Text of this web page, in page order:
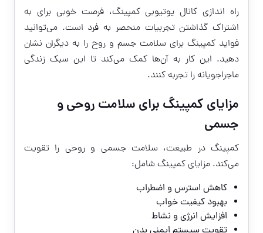
راه اندازی کانال یوتیوبی کمپینگ، فرصت خوبی برای به
اشتراک گذاشتن تجربیات منحصر به فرد است. می‌توانید
فواید کمپینگ برای سلامت جسم و روح را به دیگران نشان
دهید. این کار به آن‌ها کمک می‌کند تا این سبک زندگی
ماجراجویانه را تجربه کنند.
مزایای کمپینگ برای سلامت روحی و
جسمی
کمپینگ در طبیعت، سلامت جسمی و روحی را تقویت
می‌کند. مزایای کمپینگ شامل:
کاهش استرس و اضطراب
بهبود کیفیت خواب
افزایش انرژی و نشاط